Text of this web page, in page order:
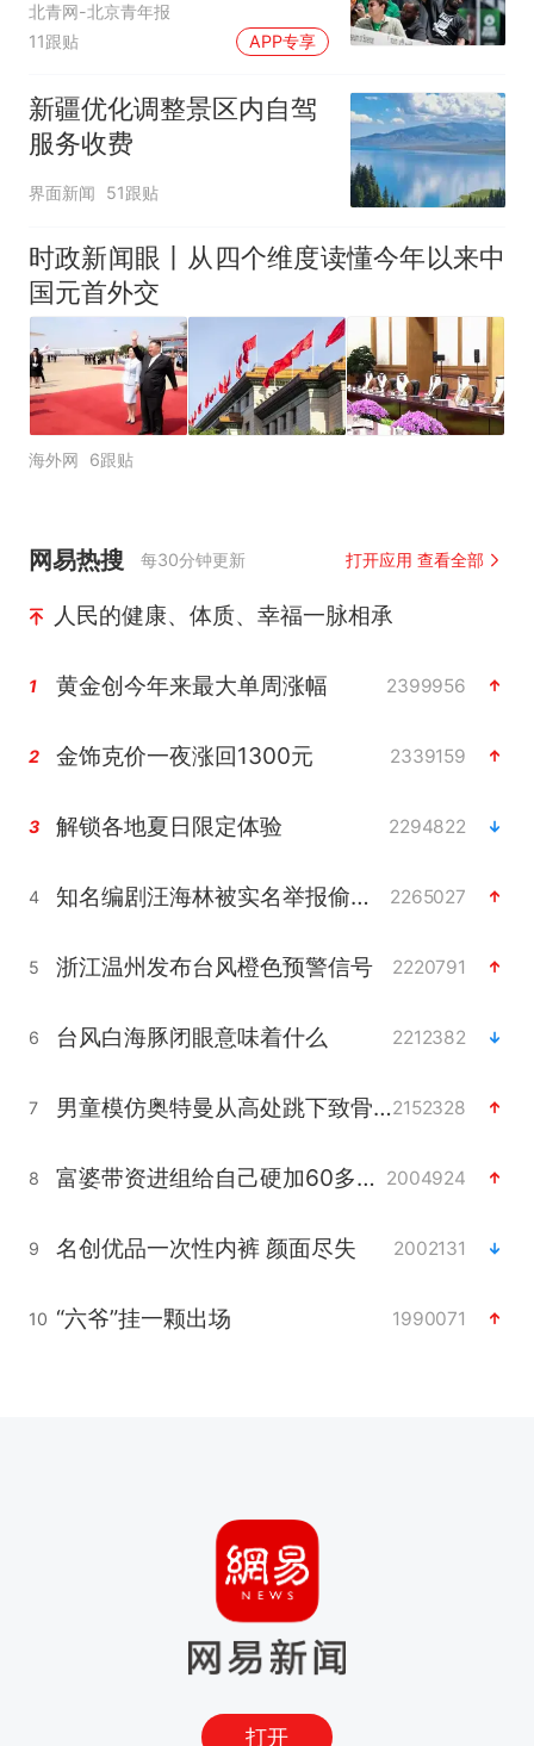
北青网-北京青年报
11跟贴
APP专享
新疆优化调整景区内自驾
服务收费
界面新闻 51跟贴
时政新闻眼丨从四个维度读懂今年以来中
国元首外交
海外网 6跟贴
网易热搜 每30分钟更新 打开应用 查看全部
人民的健康、体质、幸福一脉相承
1 黄金创今年来最大单周涨幅 2399956
2 金饰克价一夜涨回1300元 2339159
3 解锁各地夏日限定体验 2294822
4 知名编剧汪海林被实名举报偷税漏税 2265027
5 浙江温州发布台风橙色预警信号 2220791
6 台风白海豚闭眼意味着什么 2212382
7 男童模仿奥特曼从高处跳下致骨折2152328
8 富婆带资进组给自己硬加60多场吻戏 2004924
9 名创优品一次性内裤 颜面尽失 2002131
10 “六爷”挂一颗出场 1990071
打开